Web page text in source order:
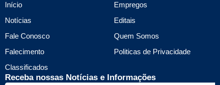
Início
Notícias
Fale Conosco
Falecimento
Classificados
Empregos
Editais
Quem Somos
Politicas de Privacidade
Receba nossas Notícias e Informações